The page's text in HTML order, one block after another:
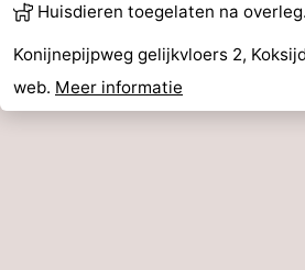
Huisdieren toegelaten na overleg.
Konijnepijpweg gelijkvloers 2,
web. Meer informatie